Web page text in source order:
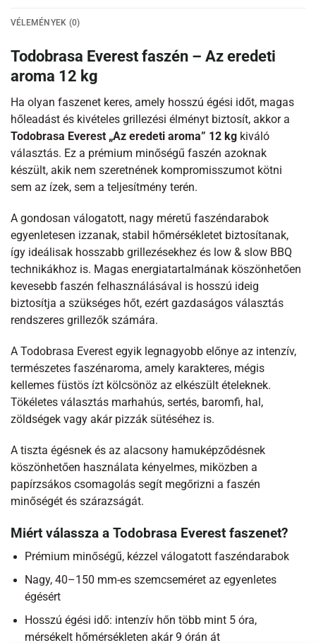
VÉLEMÉNYEK (0)
Todobrasa Everest faszén – Az eredeti
aroma 12 kg
Ha olyan faszenet keres, amely hosszú égési időt, magas
hőleadást és kivételes grillezési élményt biztosít, akkor a
Todobrasa Everest „Az eredeti aroma” 12 kg kiváló
választás. Ez a prémium minőségű faszén azoknak
készült, akik nem szeretnének kompromisszumot kötni
sem az ízek, sem a teljesítmény terén.
A gondosan válogatott, nagy méretű faszéndarabok
egyenletesen izzanak, stabil hőmérsékletet biztosítanak,
így ideálisak hosszabb grillezésekhez és low & slow BBQ
technikákhoz is. Magas energiatartalmának köszönhetően
kevesebb faszén felhasználásával is hosszú ideig
biztosítja a szükséges hőt, ezért gazdaságos választás
rendszeres grillezők számára.
A Todobrasa Everest egyik legnagyobb előnye az intenzív,
természetes faszénaroma, amely karakteres, mégis
kellemes füstös ízt kölcsönöz az elkészült ételeknek.
Tökéletes választás marhahús, sertés, baromfi, hal,
zöldségek vagy akár pizzák sütéséhez is.
A tiszta égésnek és az alacsony hamuképződésnek
köszönhetően használata kényelmes, miközben a
papírzsákos csomagolás segít megőrizni a faszén
minőségét és szárazságát.
Miért válassza a Todobrasa Everest faszenet?
Prémium minőségű, kézzel válogatott faszéndarabok
Nagy, 40–150 mm-es szemcseméret az egyenletes
égésért
Hosszú égési idő: intenzív hőn több mint 5 óra,
mérsékelt hőmérsékleten akár 9 órán át